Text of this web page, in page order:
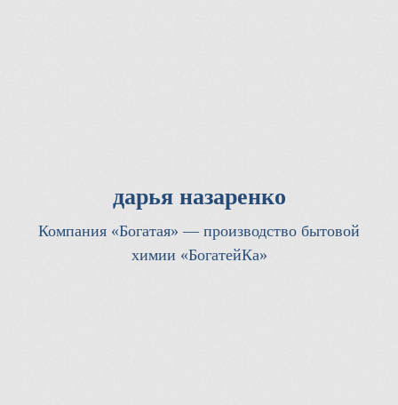
дарья назаренко
Компания «Богатая» — производство бытовой
химии «БогатейКа»